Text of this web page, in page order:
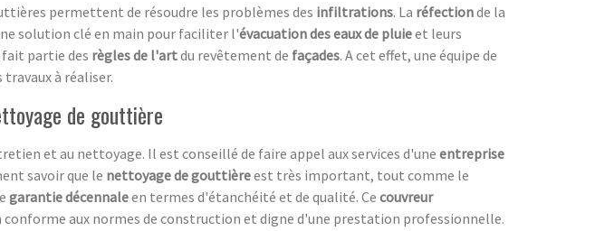
permettent de résoudre les problèmes des infiltrations. La réfectionde la
solution clé en main pour faciliter l'évacuation des eaux de pluieet leurs
fait partie des règles de l'artdu revêtement de façades. A cet effet, une équipe de
à réaliser.
de gouttière
et au nettoyage. Il est conseillé de faire appel aux services d'une entreprise
savoir que le nettoyage de gouttièreest très important, tout comme le
garantie décennaleen termes d'étanchéité et de qualité. Ce couvreur
aux normes de construction et digne d'une prestation professionnelle.